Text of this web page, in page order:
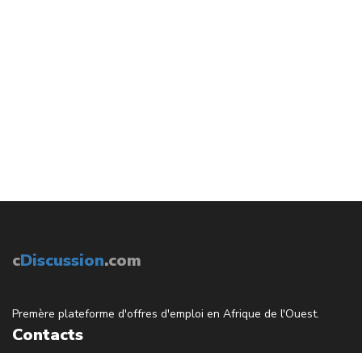
cDiscussion.com
Premère plateforme d'offres d'emploi en Afrique de l'Ouest.
Contacts